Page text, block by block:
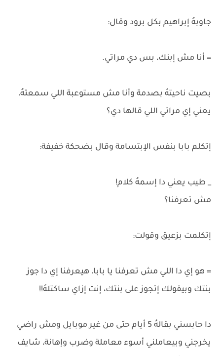
جاوبهُ إبراهيم بكل برود وقال:
= أنا مش إبنك، بس دي مراتي.
بصيت ناحيتهُ بصدمة وأنا مش مستوعبة اللي سمعتهُ،
يعني إي مراتي اللي قالها دي؟
إتكلم بابا بنفس الإبتسامة وقال بضحكة خفيفة:
_ طيب يعني دا إسمهُ كلام!
مش تعرفنا؟
إتكلمت بزعيق وقولت:
= هو إي دا اللي مش تعرفنا يا بابا، هيعرفنا إي دا جوز
بنتك وبيقولك إتجوز على بنتك، إنت إزاي ساكتلهُ!!
دا حابسني بقالهُ 5 أيام حتى من غير موبايل ومش راضي
يخرجني وبيعاملني أسوء معاملة وضرب وإهانة، شايف